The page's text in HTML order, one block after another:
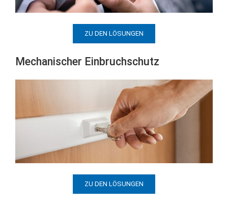
ZU DEN LÖSUNGEN
Mechanischer Einbruchschutz
ZU DEN LÖSUNGEN